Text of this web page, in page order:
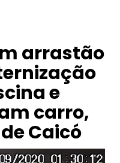
arrastão
e
carro,
Caicó